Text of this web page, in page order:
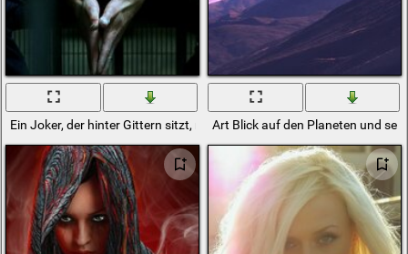
Ein Joker, der hinter Gittern sitzt, mit einem traurigen Blick
Art Blick auf den Planeten und